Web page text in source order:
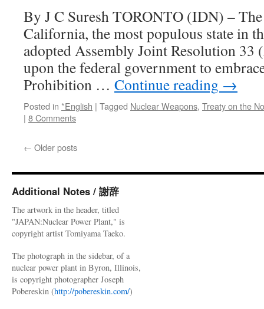
By J C Suresh TORONTO (IDN) – The
California, the most populous state in
adopted Assembly Joint Resolution 33
upon the federal government to
Prohibition … Continue reading →
Posted in *English | Tagged Nuclear Weapons, Treaty on the
| 8 Comments
← Older posts
Additional Notes / 謝辞
The artwork in the header, titled
"JAPAN:Nuclear Power Plant," is
copyright artist Tomiyama Taeko.
The photograph in the sidebar, of a
nuclear power plant in Byron, Illinois,
is copyright photographer Joseph
Pobereskin (http://pobereskin.com/)